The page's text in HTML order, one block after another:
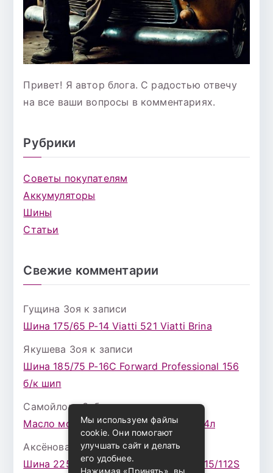
Привет! Я автор блога. С радостью отвечу
на все ваши вопросы в комментариях.
Рубрики
Советы покупателям
Аккумуляторы
Шины
Статьи
Свежие комментарии
Гущина Зоя к записи
Шина 175/65 Р-14 Viatti 521 Viatti Brina
Якушева Зоя к записи
Шина 185/75 Р-16С Forward Professional 156
б/к шип
Самойлова Забавак записи
Масло моторное ZIC X7 (A+) 10W30 4л
Аксёнова Адельк записи
Шина 225/75 Р-16 Nokian Rotiva HT 115/112S
Мы используем файлы
cookie. Они помогают
улучшать сайт и делать
его удобнее.
Нажимая «Принять», вы